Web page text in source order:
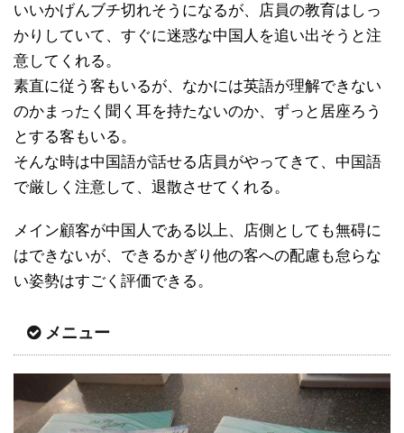
いいかげんブチ切れそうになるが、店員の教育はしっ
かりしていて、すぐに迷惑な中国人を追い出そうと注
意してくれる。
素直に従う客もいるが、なかには英語が理解できない
のかまったく聞く耳を持たないのか、ずっと居座ろう
とする客もいる。
そんな時は中国語が話せる店員がやってきて、中国語
で厳しく注意して、退散させてくれる。
メイン顧客が中国人である以上、店側としても無碍に
はできないが、できるかぎり他の客への配慮も怠らな
い姿勢はすごく評価できる。
メニュー